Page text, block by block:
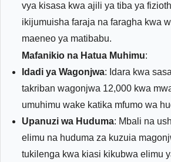
vya kisasa kwa ajili ya tiba ya
ikijumuisha faraja na faragha kwa
maeneo ya matibabu.
Mafanikio na Hatua Muhimu:
Idadi ya Wagonjwa: Idara kwa
takriban wagonjwa 12,000 kwa
umuhimu wake katika mfumo wa
Upanuzi wa Huduma: Mbali na
elimu na huduma za kuzuia
tukilenga kwa kiasi kikubwa elimu